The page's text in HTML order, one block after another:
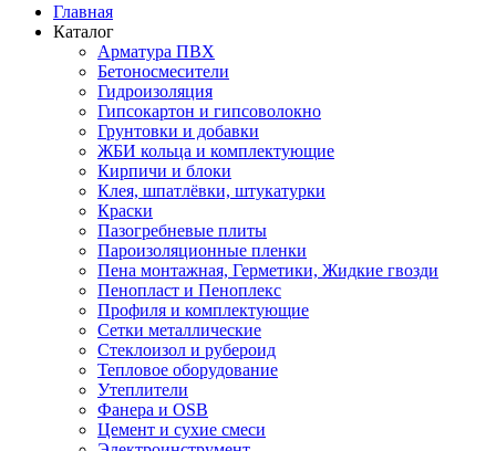
Главная
Каталог
Арматура ПВХ
Бетоносмесители
Гидроизоляция
Гипсокартон и гипсоволокно
Грунтовки и добавки
ЖБИ кольца и комплектующие
Кирпичи и блоки
Клея, шпатлёвки, штукатурки
Краски
Пазогребневые плиты
Пароизоляционные пленки
Пена монтажная, Герметики, Жидкие гвозди
Пенопласт и Пеноплекс
Профиля и комплектующие
Сетки металлические
Стеклоизол и рубероид
Тепловое оборудование
Утеплители
Фанера и OSB
Цемент и сухие смеси